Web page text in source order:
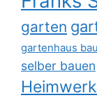
garten
gartenhaus
selber bauen